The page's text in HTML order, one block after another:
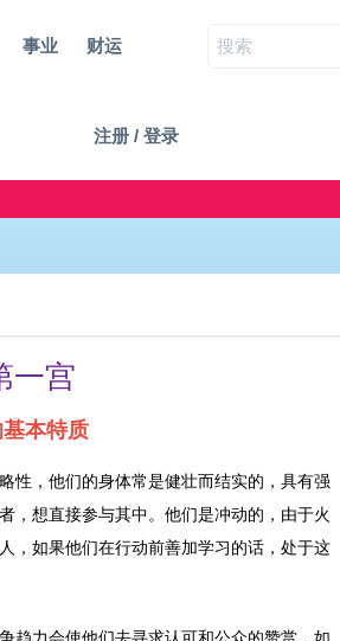
事业 财运
注册 / 登录
一宫
本特质
性，他们的身体常是健壮而结实的，具有强
，想直接参与其中。他们是冲动的，由于火
，如果他们在行动前善加学习的话，处于这